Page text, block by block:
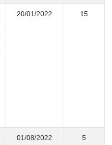
20/01/2022 15
01/08/2022 5